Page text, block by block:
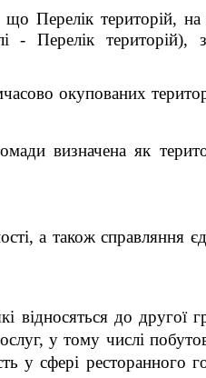
Перелік територій, на
Перелік територій),
окупованих
визначена як
а також справляння
відносяться до другої
у тому числі
у сфері ресторанного